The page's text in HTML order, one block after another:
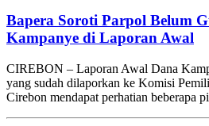
Bapera Soroti Parpol Belum
Kampanye di Laporan Awal
CIREBON – Laporan Awal Dana
yang sudah dilaporkan ke Komisi
Cirebon mendapat perhatian beberapa